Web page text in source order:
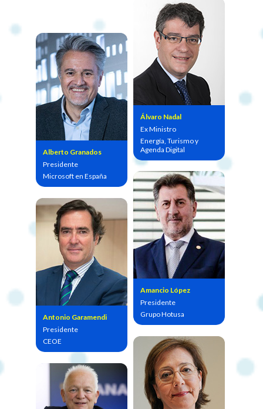
Alberto Granados
Presidente
Microsoft en España
Álvaro Nadal
Ex Ministro
Energía, Turismo y
Agenda Digital
Amancio López
Presidente
Grupo Hotusa
Antonio Garamendi
Presidente
CEOE